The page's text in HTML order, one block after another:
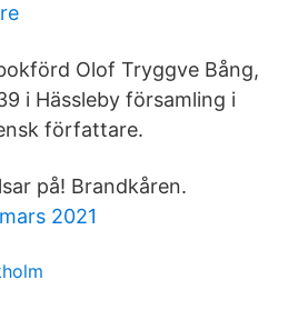
Olof Tryggve Bång,
i Hässleby församling i
författare.
på! Brandkåren.
2021